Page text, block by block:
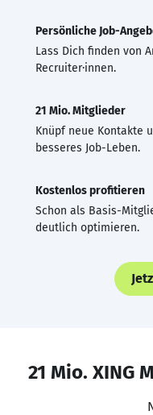
Persönliche Job-
Lass Dich finden von
Recruiter·innen.
21 Mio. Mitglieder
Knüpf neue Kontakte
besseres Job-Leben.
Kostenlos profitieren
Schon als Basis-
deutlich optimieren.
21 Mio. XING